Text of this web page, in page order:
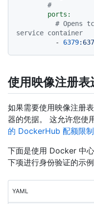
#
ports:
# Opens
service container
-
6379
使用映像注册
如果需要使用映像注册
器的凭据。 这允许您使
的 DockerHub 配额限制
下面是使用 Docker 中
下项进行身份验证的示例
YAML